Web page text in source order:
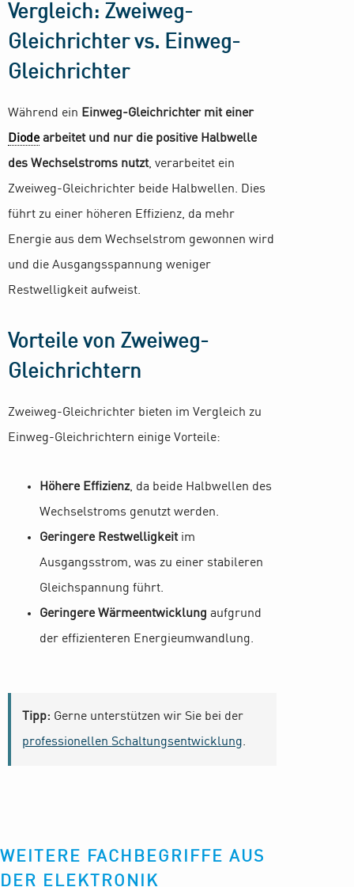
Vergleich: Zweiweg-
Gleichrichter vs. Einweg-
Gleichrichter
Während ein Einweg-Gleichrichter mit einer
Diodearbeitet und nur die positive Halbwelle
des Wechselstroms nutzt, verarbeitet ein
Zweiweg-Gleichrichter beide Halbwellen. Dies
führt zu einer höheren Effizienz, da mehr
Energie aus dem Wechselstrom gewonnen wird
und die Ausgangsspannung weniger
Restwelligkeit aufweist.
Vorteile von Zweiweg-
Gleichrichtern
Zweiweg-Gleichrichter bieten im Vergleich zu
Einweg-Gleichrichtern einige Vorteile:
Höhere Effizienz, da beide Halbwellen des
Wechselstroms genutzt werden.
Geringere Restwelligkeitim
Ausgangsstrom, was zu einer stabileren
Gleichspannung führt.
Geringere Wärmeentwicklung aufgrund
der effizienteren Energieumwandlung.
Tipp: Gerne unterstützen wir Sie bei der
professionellen Schaltungsentwicklung.
WEITERE FACHBEGRIFFE AUS
DER ELEKTRONIK